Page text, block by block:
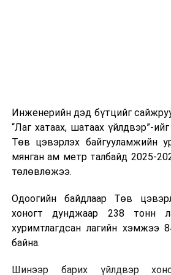
өдөр тутмын ажлын бэлэн
практик ур чадварыг сургалтын
Сургалтыг танилцуулах
жишээнд суурилсан сургалт,
танилцах, онцгой нөхцөлд
онол, практик хосолсон
байна.
Инженерийн дэд бүтцийг
“Лаг хатаах, шатаах үйлдвэр”-
Төв цэвэрлэх байгууламжийн
мянган ам метр талбайд 2025-
төлөвлөжээ.
Одоогийн байдлаар Төв
хоногт дунджаар 238 тонн
хуримтлагдсан лагийн хэмжээ
байна.
Шинээр барих үйлдвэр